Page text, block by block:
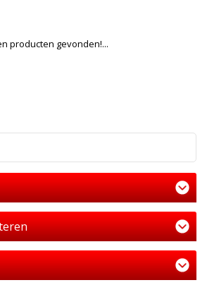
producten gevonden!...